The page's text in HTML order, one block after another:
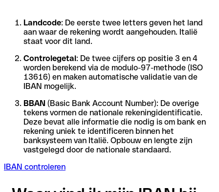
Landcode: De eerste twee letters geven het land
aan waar de rekening wordt aangehouden. Italië
staat voor dit land.
Controlegetal: De twee cijfers op positie 3 en 4
worden berekend via de modulo-97-methode (ISO
13616) en maken automatische validatie van de
IBAN mogelijk.
BBAN (Basic Bank Account Number): De overige
tekens vormen de nationale rekeningidentificatie.
Deze bevat alle informatie die nodig is om bank en
rekening uniek te identificeren binnen het
banksysteem van Italië. Opbouw en lengte zijn
vastgelegd door de nationale standaard.
IBAN controleren